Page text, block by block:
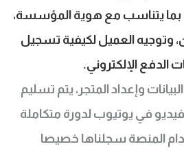
بما يتناسب مع هوية المؤسسة،
وتوجيه العميل لكيفية تسجيل
الدفع الإلكتروني.
وإعداد المتجر، يتم تسليم
في يوتيوب لدورة متكاملة
المنصة سجلناها خصيصا